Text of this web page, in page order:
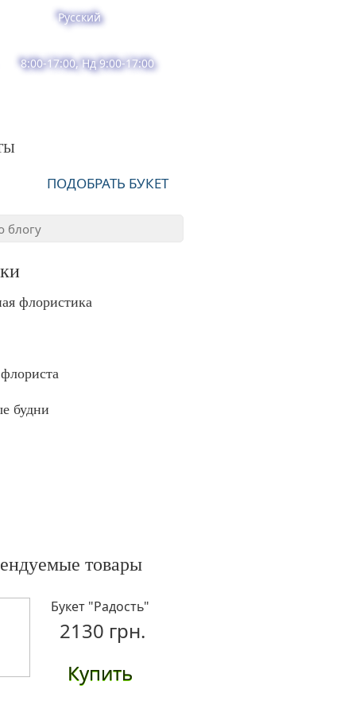
Русский
8:00-17:00, Нд 9:00-17:00
ПОДОБРАТЬ БУКЕТ
флористика
будни
товары
Букет "Радость"
2130 грн.
Купить